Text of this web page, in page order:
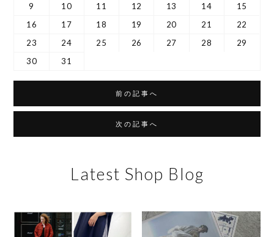
9
10 11 12 13 14
15
16
17 18 19 20 21
22
23
24 25 26 27 28
29
30
31
前の記事へ
次の記事へ
Latest Shop Blog